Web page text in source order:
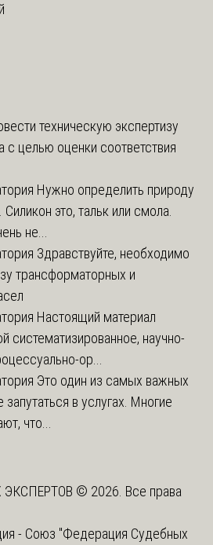
техническую экспертизу
с целью оценки соответствия
Нужно определить природу
это, тальк или смола.
не...
Здравствуйте, необходимо
трансформаторных и
Настоящий материал
систематизированное, научно-
ор...
Это один из самых важных
в услугах. Многие
что...
© 2026. Все права
- Союз "Федерация Судебных